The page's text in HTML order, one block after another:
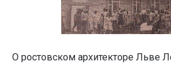
О ростовском архитекторе Льве